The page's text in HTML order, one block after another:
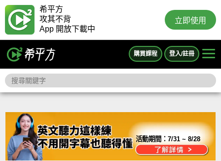
希平方
攻其不背
App 開放下載中
立即使用
購買課程 登入/註冊
活動期間：7/31 ~ 8/28